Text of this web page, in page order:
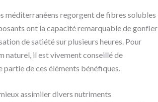
méditerranéens regorgent de fibres solubles
ont la capacité remarquable de gonfler
de satiété sur plusieurs heures. Pour
il est vivement conseillé de
de ces éléments bénéfiques.
assimiler divers nutriments